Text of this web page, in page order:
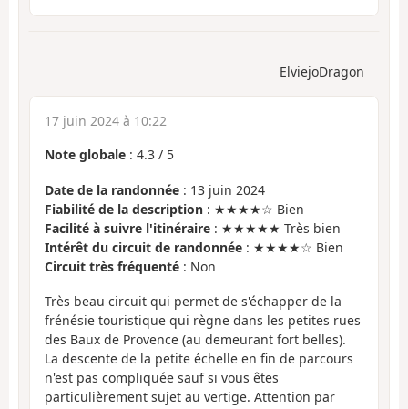
ElviejoDragon
17 juin 2024 à 10:22
Note globale : 4.3 / 5
Date de la randonnée : 13 juin 2024
Fiabilité de la description : ★★★★☆ Bien
Facilité à suivre l'itinéraire : ★★★★★ Très bien
Intérêt du circuit de randonnée : ★★★★☆ Bien
Circuit très fréquenté : Non
Très beau circuit qui permet de s'échapper de la
frénésie touristique qui règne dans les petites rues
des Baux de Provence (au demeurant fort belles).
La descente de la petite échelle en fin de parcours
n'est pas compliquée sauf si vous êtes
particulièrement sujet au vertige. Attention par